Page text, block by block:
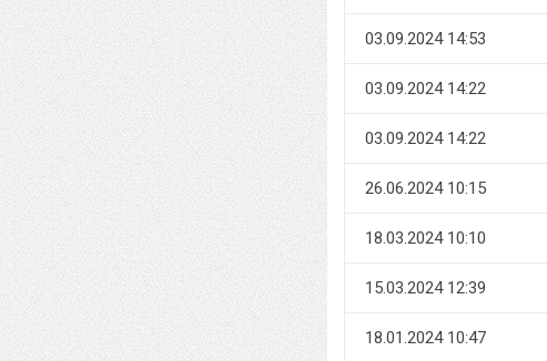
03.09.2024 14:53
03.09.2024 14:22
03.09.2024 14:22
26.06.2024 10:15
18.03.2024 10:10
15.03.2024 12:39
18.01.2024 10:47